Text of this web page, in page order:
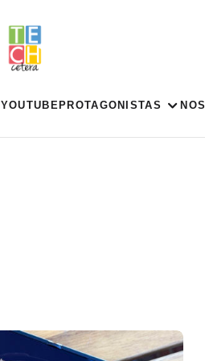
YOUTUBE PROTAGONISTAS